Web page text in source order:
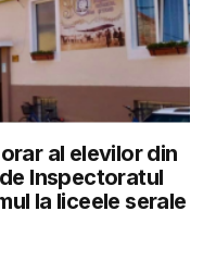
al elevilor din
Inspectoratul
la liceele serale